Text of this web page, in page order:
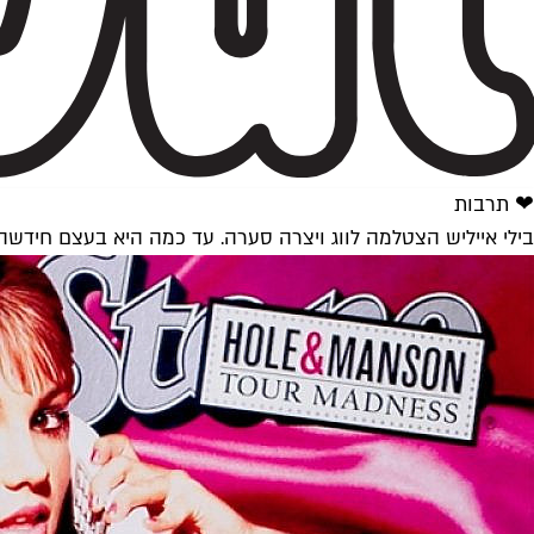
❤ תרבות
בילי אייליש הצטלמה לווג ויצרה סערה. עד כמה היא בעצם